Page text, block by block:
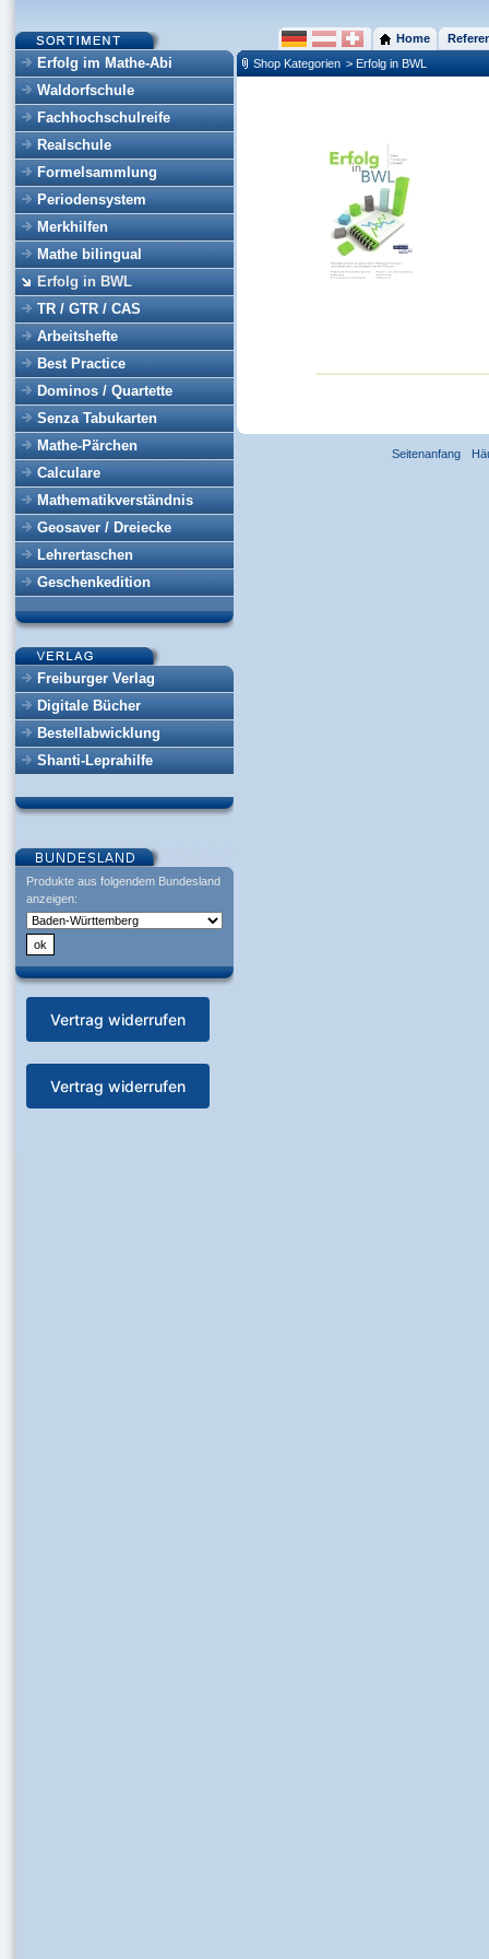
Erfolg im Mathe-Abi
Waldorfschule
Fachhochschulreife
Realschule
Formelsammlung
Periodensystem
Merkhilfen
Mathe bilingual
Erfolg in BWL
TR / GTR / CAS
Arbeitshefte
Best Practice
Dominos / Quartette
Senza Tabukarten
Mathe-Pärchen
Calculare
Mathematikverständnis
Geosaver / Dreiecke
Lehrertaschen
Geschenkedition
Freiburger Verlag
Digitale Bücher
Bestellabwicklung
Shanti-Leprahilfe
Produkte aus folgendem Bundesland
anzeigen:
Vertrag widerrufen
Vertrag widerrufen
Home
Shop Kategorien > Erfolg in BWL
Seitenanfang